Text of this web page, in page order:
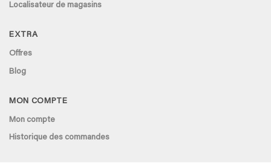
Localisateur de magasins
EXTRA
Offres
Blog
MON COMPTE
Mon compte
Historique des commandes